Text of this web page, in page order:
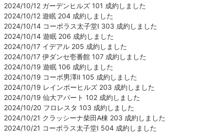
2024/10/12 ガーデンヒルズ 101 成約しました
2024/10/12 遊眠 204 成約しました
2024/10/14 コーポラス太子堂Ⅰ 303 成約しました
2024/10/14 遊眠 206 成約しました
2024/10/17 イデアル 205 成約しました
2024/10/17 伊ダンセ壱番館 107 成約しました
2024/10/19 遊眠 106 成約しました
2024/10/19 コーポ男澤Ⅱ 105 成約しました
2024/10/19 レインボーヒルズ 203 成約しました
2024/10/19 仙大アパート 102 成約しました
2024/10/20 フロレスタ 103 成約しました
2024/10/21 クラッシーナ柴田A棟 203 成約しました
2024/10/21 コーポラス太子堂Ⅰ 504 成約しました